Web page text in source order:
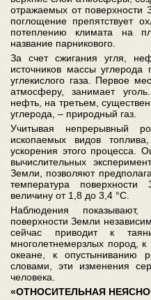
отражаемых от поверхности
поглощение препятствует
потеплению климата на
название парникового.
За счет сжигания угля,
источников массы
углекислого газа. Первое
атмосферу, занимает
нефть, на третьем,
углерода, – природный газ.
Учитывая непрерывный
ископаемых видов
ускорения этого процесса.
вычислительных
Земли, позволяют
температура
величину от 1,8 до 3,4 °C.
Наблюдения
поверхности Земли
сейчас приводит к
многолетнемерзлых пород,
океане, к опустыниванию
словами, эти изменения
человека.
«ОТНОСИТЕЛЬНАЯ